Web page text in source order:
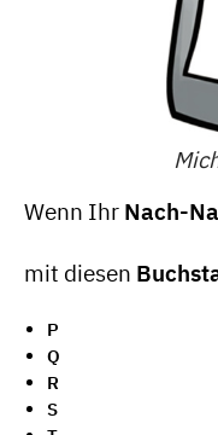
Wenn Ihr Nach-
mit diesen
P
Q
R
S